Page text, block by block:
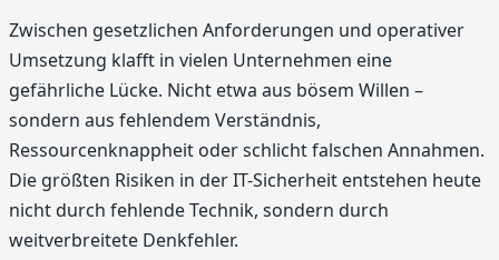
Zwischen gesetzlichen Anforderungen und operativer
Umsetzung klafft in vielen Unternehmen eine
gefährliche Lücke. Nicht etwa aus bösem Willen –
sondern aus fehlendem Verständnis,
Ressourcenknappheit oder schlicht falschen Annahmen.
Die größten Risiken in der IT-Sicherheit entstehen heute
nicht durch fehlende Technik, sondern durch
weitverbreitete Denkfehler.